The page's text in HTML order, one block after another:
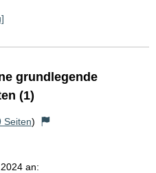
grundlegende
(1)
Seiten)
an: